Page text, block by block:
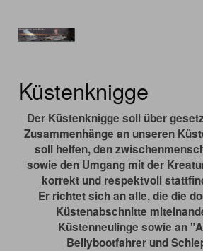
Küstenknigge
Der Küstenknigge soll über
Zusammenhänge an unseren
soll helfen, den
sowie den Umgang mit der
korrekt und respektvoll
Er richtet sich an alle, die die
Küstenabschnitte
Küstenneulinge sowie an
Bellybootfahrer und